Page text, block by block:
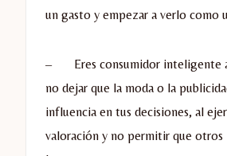
un gasto y empezar a verlo como
– Eres consumidor inteligente
no dejar que la moda o la
influencia en tus decisiones, al
valoración y no permitir que otros